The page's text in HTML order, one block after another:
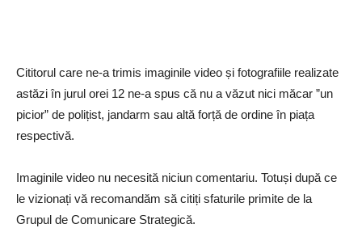
Cititorul care ne-a trimis imaginile video și fotografiile realizate
astăzi în jurul orei 12 ne-a spus că nu a văzut nici măcar ”un
picior” de polițist, jandarm sau altă forță de ordine în piața
respectivă.
Imaginile video nu necesită niciun comentariu. Totuși după ce
le vizionați vă recomandăm să citiți sfaturile primite de la
Grupul de Comunicare Strategică.